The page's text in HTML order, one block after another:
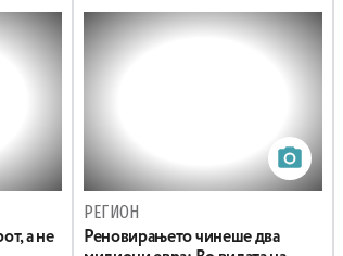
а не
РЕГИОН
Реновирањето чинеше два